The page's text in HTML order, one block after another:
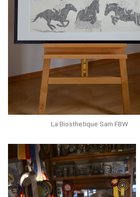
La Biosthetique Sam FBW